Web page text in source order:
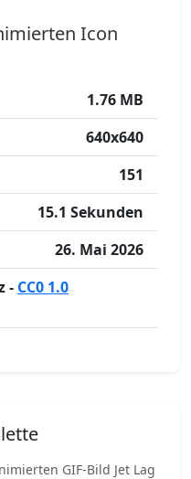
Icon
1.76 MB
640x640
151
15.1 Sekunden
26. Mai 2026
- CC0 1.0
GIF-Bild Jet Lag